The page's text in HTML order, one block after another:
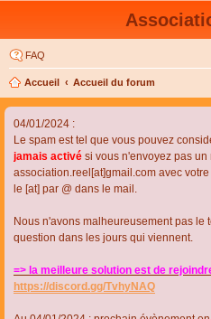
FAQ
Accueil Accueil du forum
04/01/2024 :
Le spam est tel que vous pouvez
jamais activé si vous n'envoyez pas un
association.reel[at]gmail.com avec votre
le [at] par @ dans le mail.
Nous n'avons malheureusement pas le
question dans les jours qui viennent.
=> la meilleure solution est de
https://discord.gg/TvhyNAQ